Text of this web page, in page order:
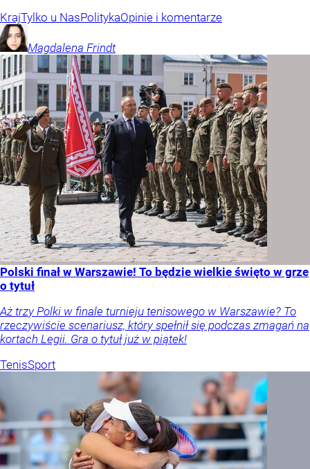
KrajTylko u NasPolitykaOpinie i komentarze
Magdalena Frindt
Polski finał w Warszawie! To będzie wielkie święto w grze
o tytuł
Aż trzy Polki w finale turnieju tenisowego w Warszawie? To
rzeczywiście scenariusz, który spełnił się podczas zmagań na
kortach Legii. Gra o tytuł już w piątek!
TenisSport